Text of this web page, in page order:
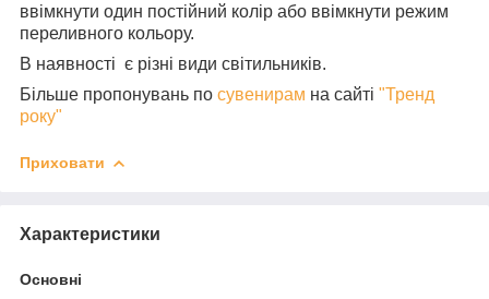
ввімкнути один постійний колір або ввімкнути режим
переливного кольору.
В наявності є різні види світильників.
Більше пропонувань по сувенирам на сайті "Тренд
року"
Приховати
Характеристики
Основні